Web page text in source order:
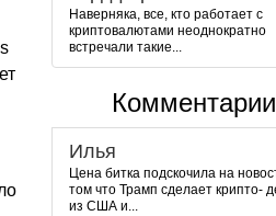
Наверняка, все, кто работает с
криптовалютами неоднократно
встречали такие...
Комментарии
Илья
Цена битка подскочила на
том что Трамп сделает крипто-
из США и...